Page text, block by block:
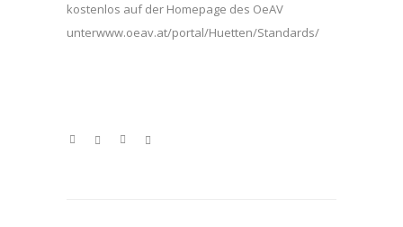
kostenlos auf der Homepage des OeAV
unterwww.oeav.at/portal/Huetten/Standards/